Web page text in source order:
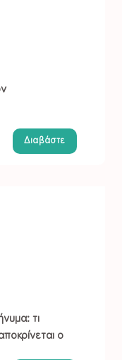
Διαβάστε
τι
ο